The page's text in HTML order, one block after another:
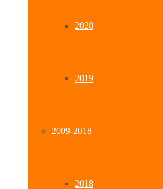
2020
2019
2009-2018
2018